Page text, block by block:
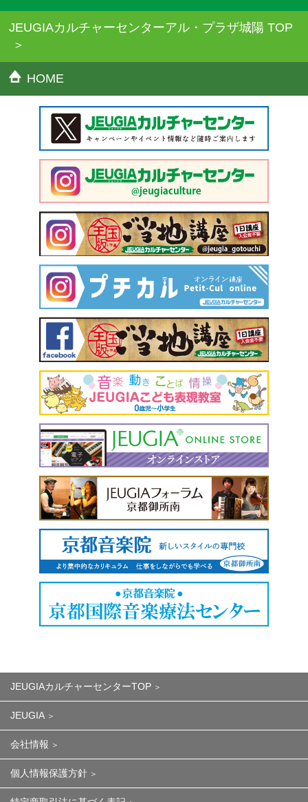
JEUGIAカルチャーセンターアル・プラザ城陽 TOP
HOME
JEUGIAカルチャーセンターTOP
JEUGIA
会社情報
個人情報保護方針